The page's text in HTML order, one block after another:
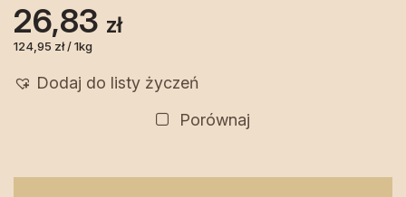
26,83 zł
124,95 zł / 1kg
Dodaj do listy życzeń
Porównaj